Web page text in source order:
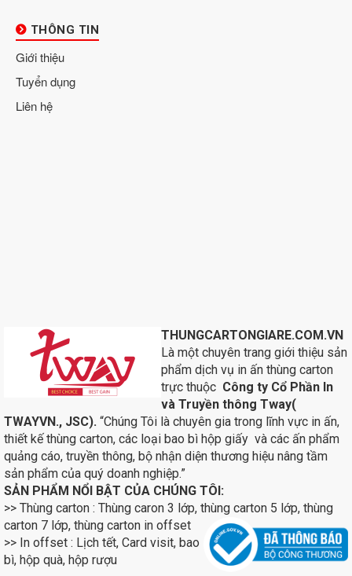
THÔNG TIN
Giới thiệu
Tuyển dụng
Liên hệ
THUNGCARTONGIARE.COM.VN
Là một chuyên trang giới thiệu sản
phẩm dịch vụ in ấn thùng carton
trực thuộc Công ty Cổ Phần In
và Truyền thông Tway(
TWAYVN., JSC). “Chúng Tôi là chuyên gia trong lĩnh vực in ấn,
thiết kế thùng carton, các loại bao bì hộp giấy và các ấn phẩm
quảng cáo, truyền thông, bộ nhận diện thương hiệu nâng tầm
sản phẩm của quý doanh nghiệp.”
SẢN PHẨM NỔI BẬT CỦA CHÚNG TÔI:
>> Thùng carton : Thùng caron 3 lớp, thùng carton 5 lớp, thùng
carton 7 lớp, thùng carton in offset
>> In offset : Lịch tết, Card visit, bao
bì, hộp quà, hộp rượu